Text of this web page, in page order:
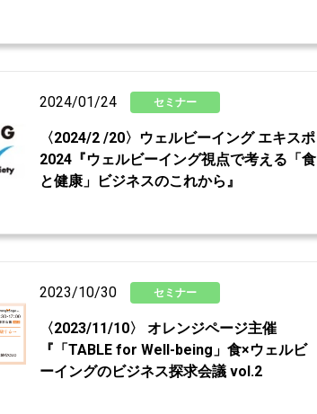
2024/01/24 セミナー
〈2024/2 /20〉ウェルビーイング エキスポ
2024『ウェルビーイング視点で考える「食
と健康」ビジネスのこれから』
2023/10/30 セミナー
〈2023/11/10〉 オレンジページ主催
『「TABLE for Well-being」食×ウェルビ
ーイングのビジネス探求会議 vol.2